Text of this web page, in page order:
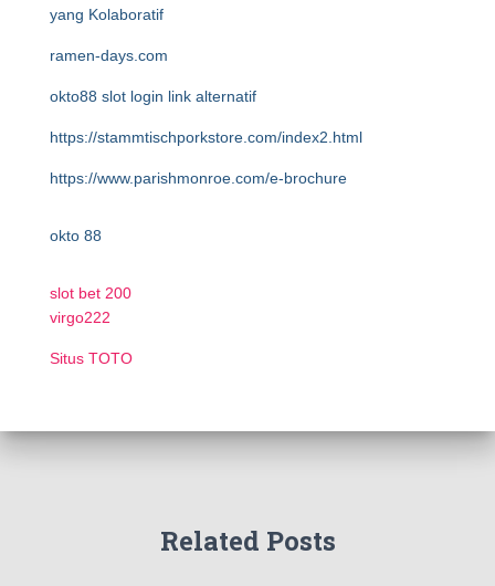
yang Kolaboratif
ramen-days.com
okto88 slot login link alternatif
https://stammtischporkstore.com/index2.html
https://www.parishmonroe.com/e-brochure
okto 88
slot bet 200
virgo222
Situs TOTO
Related Posts